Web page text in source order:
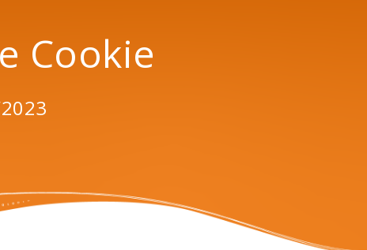
Cookie